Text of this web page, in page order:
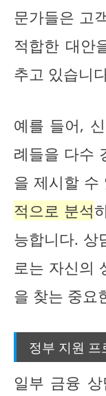
문가들은 고
적합한 대안
추고 있습니
예를 들어,
례들을 다수
을 제시할 수
적으로 분석
능합니다. 상
로는 자신의
을 찾는 중요
정부 지원 프
일부 금융